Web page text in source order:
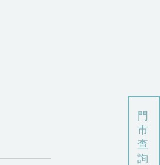
門
市
查
詢